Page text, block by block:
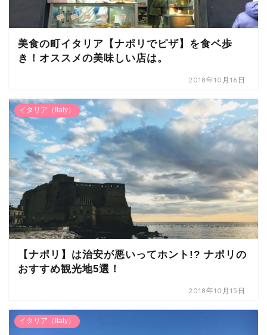
美食の町イタリア【ナポリでピザ】を食ベ歩
き！オススメの美味しい店は。
2018年10月16日
イタリア（Italy）
【ナポリ】は治安が悪いってホント!? ナポリの
おすすめ観光地5選！
2018年10月15日
イタリア（Italy）